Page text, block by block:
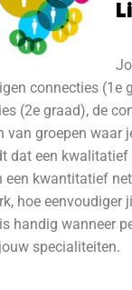
connecties (1e
(2e graad), de
van groepen waar
dat een kwalitatief
een kwantitatief
hoe eenvoudiger
handig wanneer
specialiteiten.